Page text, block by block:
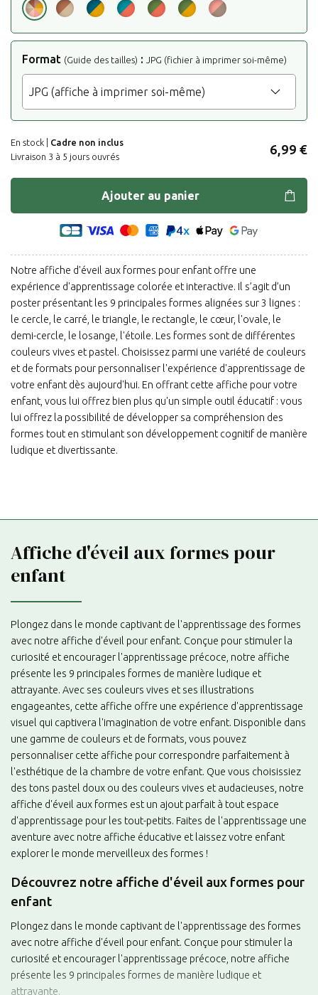
Format (Guide des tailles) : JPG (fichier à imprimer soi-même)
En stock | Cadre non inclus
Livraison 3 à 5 jours ouvrés
6,99 €
Ajouter au panier
Notre affiche d'éveil aux formes pour enfant offre une
expérience d'apprentissage colorée et interactive. Il s’agit d’un
poster présentant les 9 principales formes alignées sur 3 lignes :
le cercle, le carré, le triangle, le rectangle, le cœur, l'ovale, le
demi-cercle, le losange, l'étoile. Les formes sont de différentes
couleurs vives et pastel. Choisissez parmi une variété de couleurs
et de formats pour personnaliser l'expérience d'apprentissage de
votre enfant dès aujourd'hui. En offrant cette affiche pour votre
enfant, vous lui offrez bien plus qu'un simple outil éducatif : vous
lui offrez la possibilité de développer sa compréhension des
formes tout en stimulant son développement cognitif de manière
ludique et divertissante.
Affiche d'éveil aux formes pour
enfant
Plongez dans le monde captivant de l'apprentissage des formes
avec notre affiche d'éveil pour enfant. Conçue pour stimuler la
curiosité et encourager l'apprentissage précoce, notre affiche
présente les 9 principales formes de manière ludique et
attrayante. Avec ses couleurs vives et ses illustrations
engageantes, cette affiche offre une expérience d'apprentissage
visuel qui captivera l'imagination de votre enfant. Disponible dans
une gamme de couleurs et de formats, vous pouvez
personnaliser cette affiche pour correspondre parfaitement à
l'esthétique de la chambre de votre enfant. Que vous choisissiez
des tons pastel doux ou des couleurs vives et audacieuses, notre
affiche d'éveil aux formes est un ajout parfait à tout espace
d'apprentissage pour les tout-petits. Faites de l'apprentissage une
aventure avec notre affiche éducative et laissez votre enfant
explorer le monde merveilleux des formes !
Découvrez notre affiche d'éveil aux formes pour
enfant
Plongez dans le monde captivant de l'apprentissage des formes
avec notre affiche d'éveil pour enfant. Conçue pour stimuler la
curiosité et encourager l'apprentissage précoce, notre affiche
présente les 9 principales formes de manière ludique et
attrayante.